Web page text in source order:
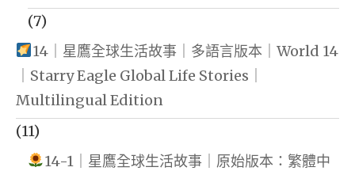
(7)
14｜星鷹全球生活故事｜多語言版本｜World 14
｜Starry Eagle Global Life Stories｜
Multilingual Edition
(11)
14-1｜星鷹全球生活故事｜原始版本：繁體中